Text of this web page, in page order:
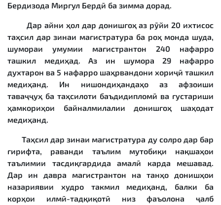
Бердизода Миргул Бердӣ ба зимма дорад.
Дар айни ҳол дар донишгоҳ аз рӯйи 20 ихтисос
таҳсил дар зинаи магистратура ба роҳ монда шуда,
шумораи умумии магистрантон 240 нафарро
ташкил медиҳад. Аз ин шумора 29 нафарро
духтарон ва 5 нафарро шаҳрвандони хориҷӣ ташкил
медиҳанд. Ин нишондиҳандаҳо аз афзоиши
таваҷҷуҳ ба таҳсилоти баъдидипломӣ ва густариши
ҳамкориҳои байналмилалии донишгоҳ шаҳодат
медиҳанд.
Таҳсил дар зинаи магистратура ду солро дар бар
гирифта, раванди таълим мутобиқи нақшаҳои
таълимии тасдиқгардида амалӣ карда мешавад.
Дар ин давра магистрантон на танҳо донишҳои
назариявии худро такмил медиҳанд, балки ба
корҳои илмӣ-тадқиқотӣ низ фаъолона ҷалб